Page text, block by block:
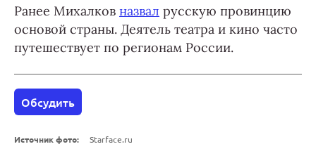
Ранее Михалков назвал русскую провинцию
основой страны. Деятель театра и кино часто
путешествует по регионам России.
Обсудить
Источник фото: Starface.ru